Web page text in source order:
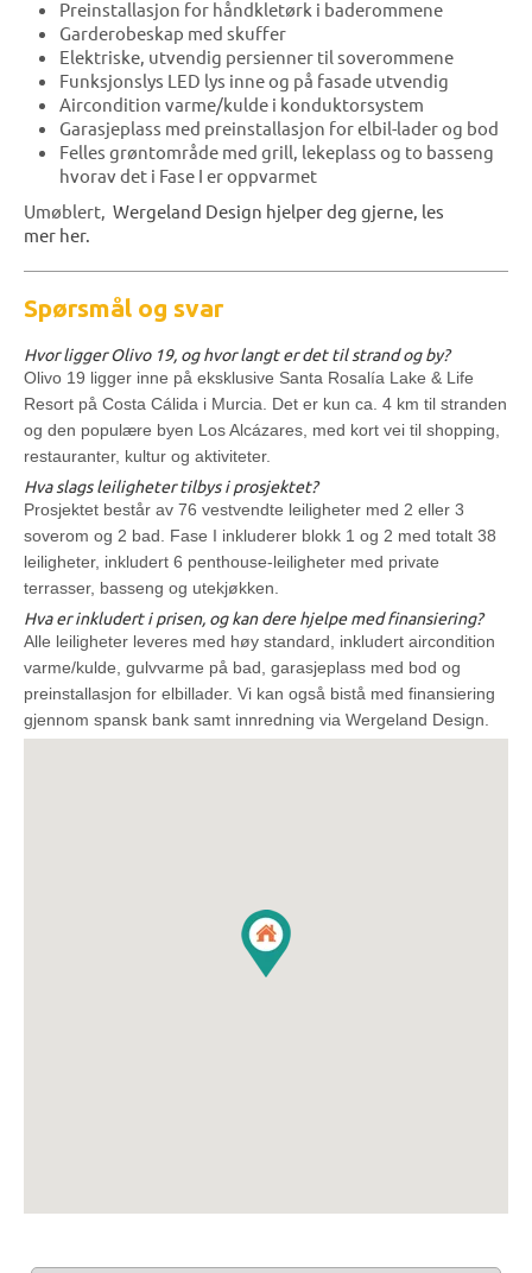
Preinstallasjon for håndkletørk i baderommene
Garderobeskap med skuffer
Elektriske, utvendig persienner til soverommene
Funksjonslys LED lys inne og på fasade utvendig
Aircondition varme/kulde i konduktorsystem
Garasjeplass med preinstallasjon for elbil-lader og bod
Felles grøntområde med grill, lekeplass og to basseng
hvorav det i Fase I er oppvarmet
Umøblert, Wergeland Design hjelper deg gjerne, les
mer her.
Spørsmål og svar
Hvor ligger Olivo 19, og hvor langt er det til strand og by?
Olivo 19 ligger inne på eksklusive Santa Rosalía Lake & Life
Resort på Costa Cálida i Murcia. Det er kun ca. 4 km til stranden
og den populære byen Los Alcázares, med kort vei til shopping,
restauranter, kultur og aktiviteter.
Hva slags leiligheter tilbys i prosjektet?
Prosjektet består av 76 vestvendte leiligheter med 2 eller 3
soverom og 2 bad. Fase I inkluderer blokk 1 og 2 med totalt 38
leiligheter, inkludert 6 penthouse-leiligheter med private
terrasser, basseng og utekjøkken.
Hva er inkludert i prisen, og kan dere hjelpe med finansiering?
Alle leiligheter leveres med høy standard, inkludert aircondition
varme/kulde, gulvvarme på bad, garasjeplass med bod og
preinstallasjon for elbillader. Vi kan også bistå med finansiering
gjennom spansk bank samt innredning via Wergeland Design.